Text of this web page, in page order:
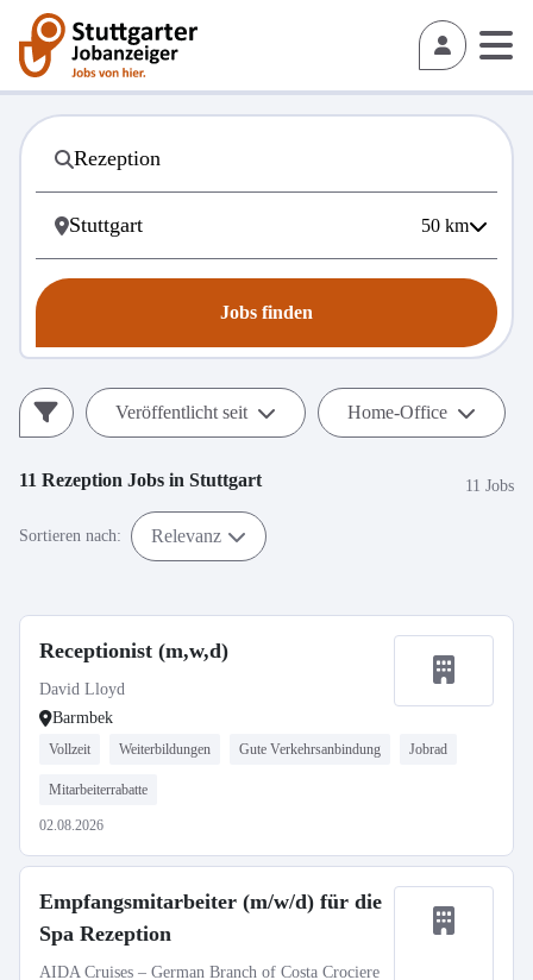
50 km
Jobs finden
Veröffentlicht seit Home-Office
11 Rezeption Jobs in Stuttgart 11 Jobs
Sortieren nach: Relevanz
Receptionist (m,w,d)
David Lloyd
Barmbek
Vollzeit Weiterbildungen Gute Verkehrsanbindung Jobrad
Mitarbeiterrabatte
02.08.2026
Empfangsmitarbeiter (m/w/d) für die
Spa Rezeption
AIDA Cruises – German Branch of Costa Crociere